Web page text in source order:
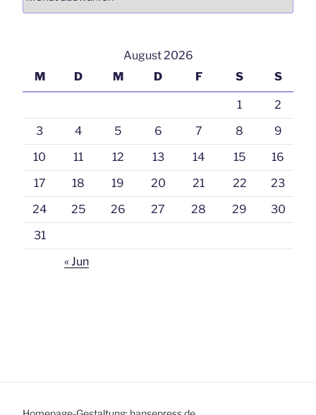
August 2026
M
D M D F S S
1
2
3
4 5 6 7 8
9
10
11 12 13 14 15
16
17
18 19 20 21 22
23
24
25 26 27 28 29
30
31
« Jun